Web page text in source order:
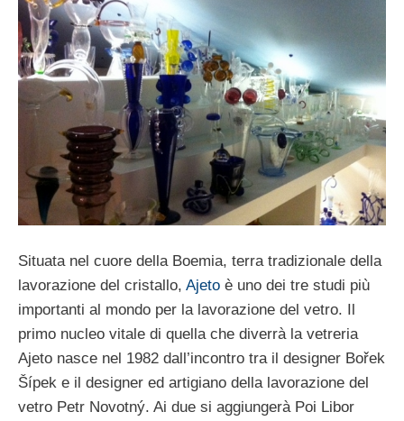
Situata nel cuore della Boemia, terra tradizionale della
lavorazione del cristallo, Ajeto è uno dei tre studi più
importanti al mondo per la lavorazione del vetro. Il
primo nucleo vitale di quella che diverrà la vetreria
Ajeto nasce nel 1982 dall’incontro tra il designer Bořek
Šípek e il designer ed artigiano della lavorazione del
vetro Petr Novotný. Ai due si aggiungerà Poi Libor